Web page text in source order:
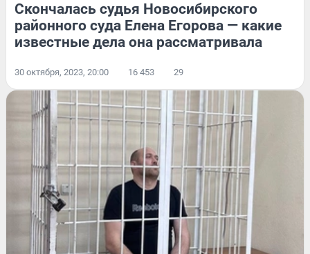
Скончалась судья Новосибирского
районного суда Елена Егорова — какие
известные дела она рассматривала
30 октября, 2023, 20:00 16 453 29